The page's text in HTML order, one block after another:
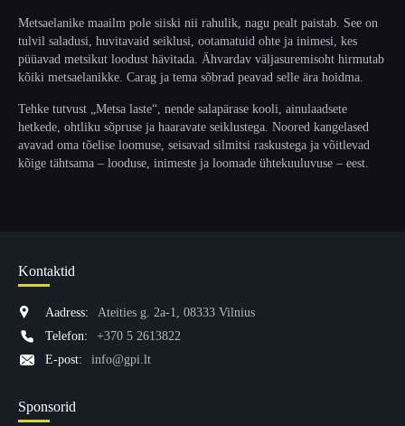
Metsaelanike maailm pole siiski nii rahulik, nagu pealt paistab. See on
tulvil saladusi, huvitavaid seiklusi, ootamatuid ohte ja inimesi, kes
püüavad metsikut loodust hävitada. Ähvardav väljasuremisoht hirmutab
kõiki metsaelanikke. Carag ja tema sõbrad peavad selle ära hoidma.
Tehke tutvust „Metsa laste“, nende salapärase kooli, ainulaadsete
hetkede, ohtliku sõpruse ja haaravate seiklustega. Noored kangelased
avavad oma tõelise loomuse, seisavad silmitsi raskustega ja võitlevad
kõige tähtsama – looduse, inimeste ja loomade ühtekuuluvuse – eest.
Kontaktid
Aadress:
Ateities g. 2a-1, 08333 Vilnius
Telefon:
+370 5 2613822
E-post:
info@gpi.lt
Sponsorid